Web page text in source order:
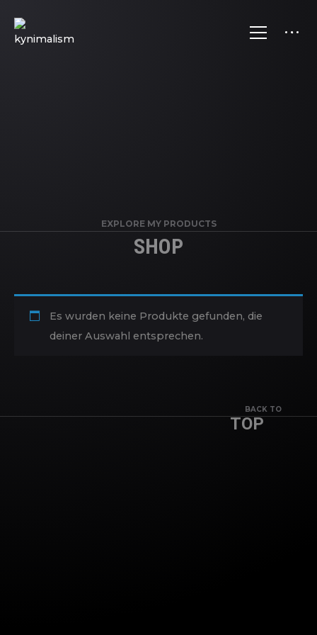
EXPLORE MY PRODUCTS
SHOP
Es wurden keine Produkte gefunden, die
deiner Auswahl entsprechen.
BACK TO
TOP